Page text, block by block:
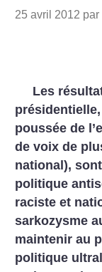
25 avril 2012 par
Les
poussée de
de voix de
national),
politique
raciste et
sarkozysme
maintenir au
politique